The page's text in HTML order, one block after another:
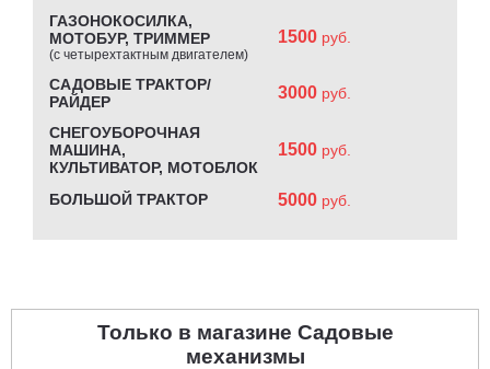
ГАЗОНОКОСИЛКА,
МОТОБУР, ТРИММЕР
(с четырехтактным двигателем)
1500 руб.
САДОВЫЕ ТРАКТОР/
РАЙДЕР
3000 руб.
СНЕГОУБОРОЧНАЯ
МАШИНА,
КУЛЬТИВАТОР, МОТОБЛОК
1500 руб.
БОЛЬШОЙ ТРАКТОР 5000 руб.
Только в магазине Садовые
механизмы